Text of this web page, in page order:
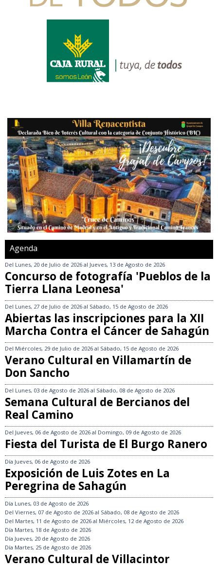
Agenda
Del Lunes, 20 de Julio de 2026 al Jueves, 13 de Agosto de 2026
Concurso de fotografía 'Pueblos de la
Tierra Llana Leonesa'
Del Lunes, 27 de Julio de 2026 al Sábado, 15 de Agosto de 2026
Abiertas las inscripciones para la XII
Marcha Contra el Cáncer de Sahagún
Del Miércoles, 29 de Julio de 2026 al Sábado, 15 de Agosto de 2026
Verano Cultural en Villamartín de
Don Sancho
Del Lunes, 03 de Agosto de 2026 al Sábado, 08 de Agosto de 2026
Semana Cultural de Bercianos del
Real Camino
Del Jueves, 06 de Agosto de 2026 al Domingo, 09 de Agosto de 2026
Fiesta del Turista de El Burgo Ranero
Día Jueves, 06 de Agosto de 2026
Exposición de Luis Zotes en La
Peregrina de Sahagún
Día Lunes, 03 de Agosto de 2026
Del Viernes, 07 de Agosto de 2026 al Sábado, 08 de Agosto de 2026
Del Martes, 11 de Agosto de 2026 al Miércoles, 12 de Agosto de 2026
Día Martes, 18 de Agosto de 2026
Día Jueves, 20 de Agosto de 2026
Día Martes, 25 de Agosto de 2026
Verano Cultural de Villacintor